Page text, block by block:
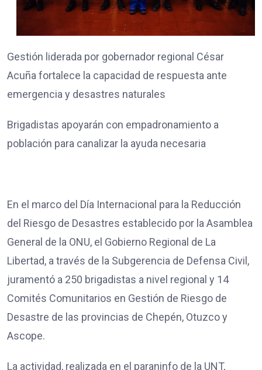
Gestión liderada por gobernador regional César
Acuña fortalece la capacidad de respuesta ante
emergencia y desastres naturales
Brigadistas apoyarán con empadronamiento a
población para canalizar la ayuda necesaria
En el marco del Día Internacional para la Reducción
del Riesgo de Desastres establecido por la Asamblea
General de la ONU, el Gobierno Regional de La
Libertad, a través de la Subgerencia de Defensa Civil,
juramentó a 250 brigadistas a nivel regional y 14
Comités Comunitarios en Gestión de Riesgo de
Desastre de las provincias de Chepén, Otuzco y
Ascope.
La actividad, realizada en el paraninfo de la UNT,